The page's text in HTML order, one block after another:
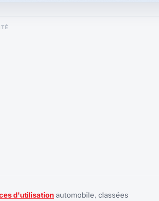
d'utilisation automobile, classées